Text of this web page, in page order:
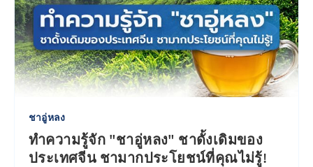
ชาอู่หลง
ทำความรู้จัก "ชาอู่หลง" ชาดั้งเดิมของ
ประเทศจีน ชามากประโยชน์ที่คุณไม่รู้!